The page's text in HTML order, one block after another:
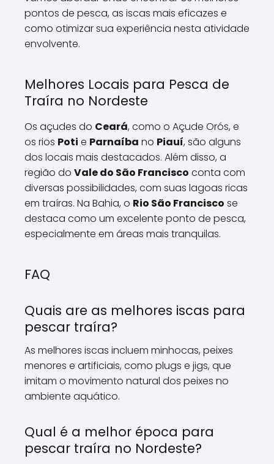
pontos de pesca, as iscas mais eficazes e
como otimizar sua experiência nesta atividade
envolvente.
Melhores Locais para Pesca de
Traíra no Nordeste
Os açudes do Ceará, como o Açude Orós, e
os rios Poti e Parnaíba no Piauí, são alguns
dos locais mais destacados. Além disso, a
região do Vale do São Francisco conta com
diversas possibilidades, com suas lagoas ricas
em traíras. Na Bahia, o Rio São Francisco se
destaca como um excelente ponto de pesca,
especialmente em áreas mais tranquilas.
FAQ
Quais are as melhores iscas para
pescar traíra?
As melhores iscas incluem minhocas, peixes
menores e artificiais, como plugs e jigs, que
imitam o movimento natural dos peixes no
ambiente aquático.
Qual é a melhor época para
pescar traíra no Nordeste?